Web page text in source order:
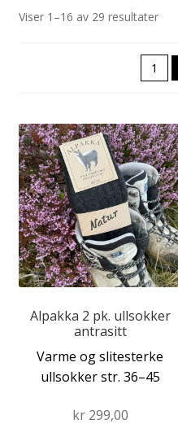
Produkter
Viser 1–16 av 29 resultater
1
Alpakka 2 pk. ullsokker
antrasitt
Varme og slitesterke
ullsokker str. 36–45
kr299,00
Dette
produktet
har
flere
varianter.
kan
velges
produktsiden